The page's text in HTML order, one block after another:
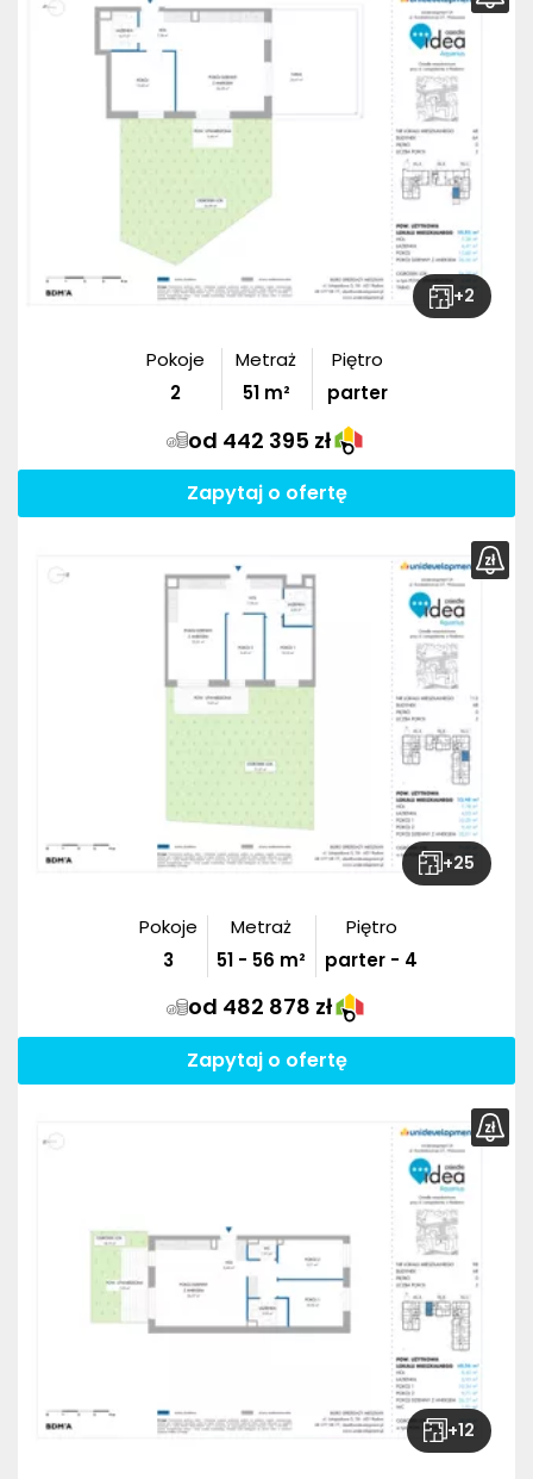
+2
Pokoje
2
Metraż
51m²
Piętro
parter
od 442 395 zł
Zapytaj o ofertę
+25
Pokoje
3
Metraż
51 - 56 m²
Piętro
parter - 4
od 482 878 zł
Zapytaj o ofertę
+12